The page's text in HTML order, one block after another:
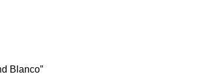
Blanco”